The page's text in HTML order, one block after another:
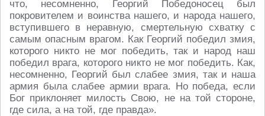
что, несомненно, Георгий Победоносец был
покровителем и воинства нашего, и народа нашего,
вступившего в неравную, смертельную схватку с
самым опасным врагом. Как Георгий победил змия,
которого никто не мог победить, так и народ наш
победил врага, которого никто не мог победить. Как,
несомненно, Георгий был слабее змия, так и наша
армия была слабее армии врага. Но победа, если
Бог приклоняет милость Свою, не на той стороне,
где сила, а на той, где правда».